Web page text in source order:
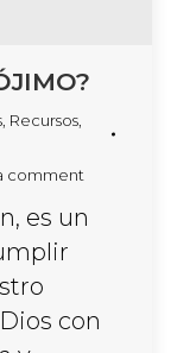
Recursos
comment
es un
con